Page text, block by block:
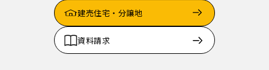
建売住宅・分譲地
資料請求